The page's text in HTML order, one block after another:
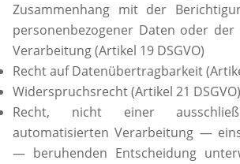
Zusammenhang mit der
personenbezogener Daten oder der
Verarbeitung (Artikel 19 DSGVO)
Recht auf Datenübertragbarkeit
Widerspruchsrecht (Artikel 21 DSGVO)
Recht, nicht einer
automatisierten Verarbeitung —
— beruhenden Entscheidung